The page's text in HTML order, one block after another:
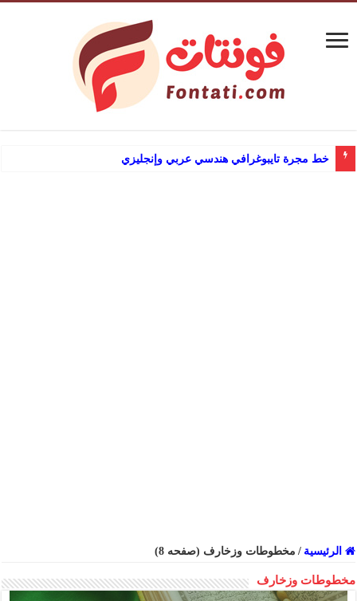
خط مجرة تايبوغرافي هندسي عربي وإنجليزي
الرئيسية / مخطوطات وزخارف (صفحه 8)
مخطوطات وزخارف